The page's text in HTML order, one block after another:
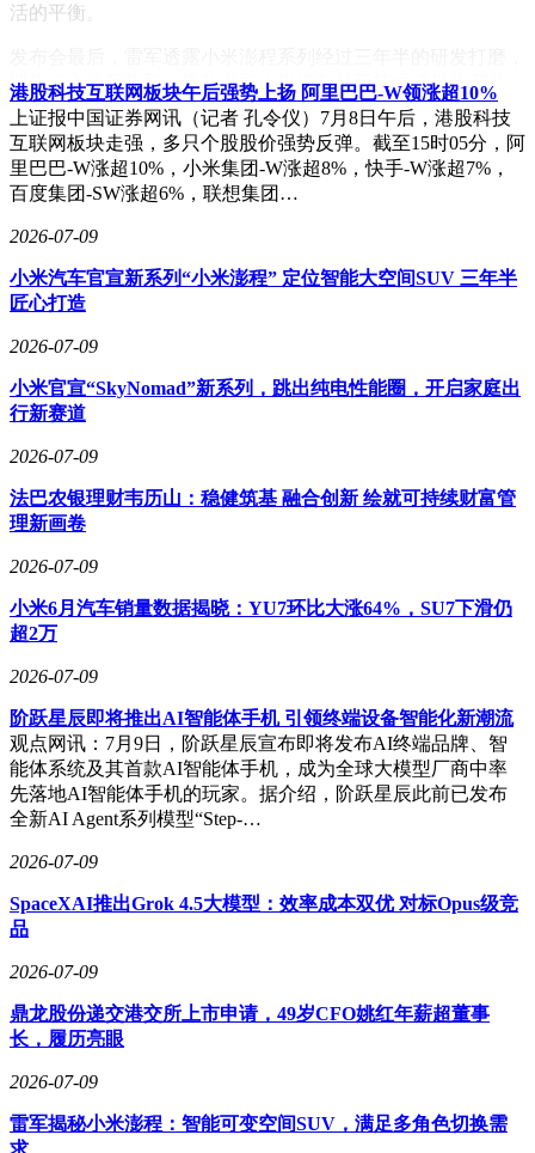
活的平衡。
即将进入量产阶段。这款凝聚小米汽车最新技术成果的产品，
预计将在近期正式发布，届时消费者将有机会亲身体验其突破
性的空间变革能力。随着两个产品系列的相继落地，小米汽车
已初步构建起覆盖不同用户需求的完整产品体系。
港股科技互联网板块午后强势上扬 阿里巴巴-W领涨超10%
上证报中国证券网讯（记者 孔令仪）7月8日午后，港股科技
互联网板块走强，多只个股股价强势反弹。截至15时05分，阿
里巴巴-W涨超10%，小米集团-W涨超8%，快手-W涨超7%，
百度集团-SW涨超6%，联想集团…
2026-07-09
小米汽车官宣新系列“小米澎程” 定位智能大空间SUV 三年半
匠心打造
2026-07-09
小米官宣“SkyNomad”新系列，跳出纯电性能圈，开启家庭出
行新赛道
2026-07-09
法巴农银理财韦历山：稳健筑基 融合创新 绘就可持续财富管
理新画卷
2026-07-09
小米6月汽车销量数据揭晓：YU7环比大涨64%，SU7下滑仍
超2万
2026-07-09
阶跃星辰即将推出AI智能体手机 引领终端设备智能化新潮流
观点网讯：7月9日，阶跃星辰宣布即将发布AI终端品牌、智
能体系统及其首款AI智能体手机，成为全球大模型厂商中率
先落地AI智能体手机的玩家。据介绍，阶跃星辰此前已发布
全新AI Agent系列模型“Step-…
2026-07-09
SpaceXAI推出Grok 4.5大模型：效率成本双优 对标Opus级竞
品
2026-07-09
鼎龙股份递交港交所上市申请，49岁CFO姚红年薪超董事
长，履历亮眼
2026-07-09
雷军揭秘小米澎程：智能可变空间SUV，满足多角色切换需
求